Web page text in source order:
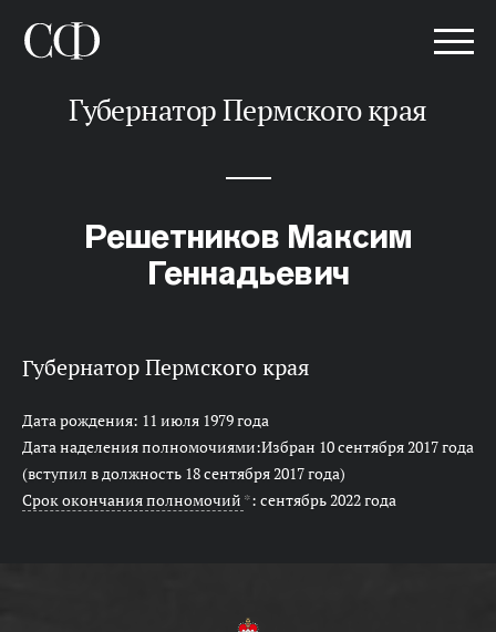
Губернатор Пермского края
Решетников Максим
Геннадьевич
Губернатор Пермского края
Дата рождения: 11 июля 1979 года
Дата наделения полномочиями:Избран 10 сентября 2017 года
(вступил в должность 18 сентября 2017 года)
Срок окончания полномочий *: сентябрь 2022 года